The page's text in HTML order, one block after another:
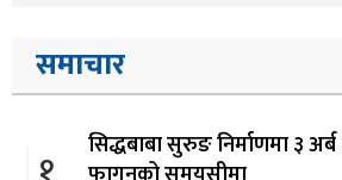
समाचार
सिद्धबाबा सुरुङ निर्माणमा ३